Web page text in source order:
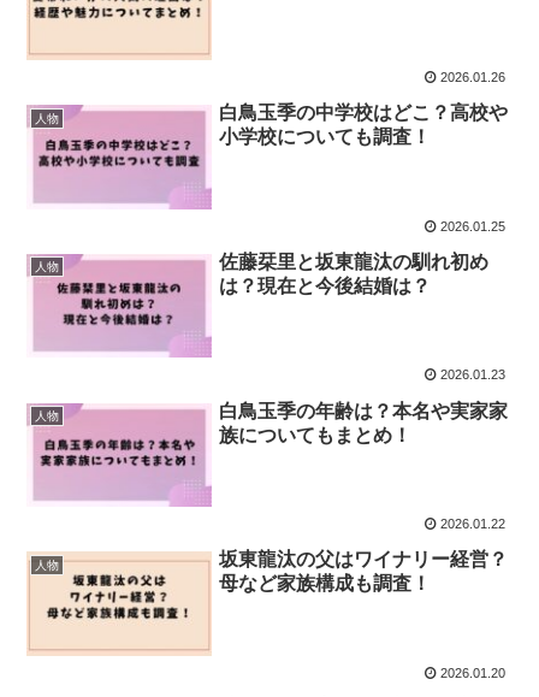
2026.01.26
人物
白鳥玉季の中学校はどこ？高校や
小学校についても調査！
2026.01.25
人物
佐藤栞里と坂東龍汰の馴れ初め
は？現在と今後結婚は？
2026.01.23
人物
白鳥玉季の年齢は？本名や実家家
族についてもまとめ！
2026.01.22
人物
坂東龍汰の父はワイナリー経営？
母など家族構成も調査！
2026.01.20